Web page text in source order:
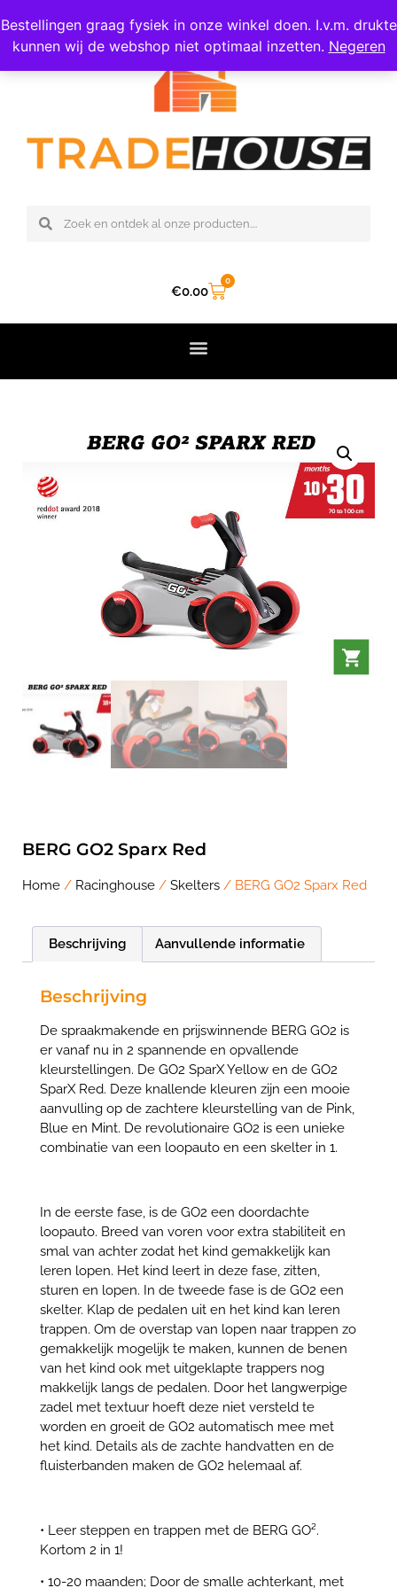
Bestellingen graag fysiek in onze winkel doen. I.v.m. drukte
kunnen wij de webshop niet optimaal inzetten. Negeren
€0.00
0
BERG GO2 Sparx Red
Home / Racinghouse / Skelters / BERG GO2 Sparx Red
Beschrijving Aanvullende informatie
Beschrijving
De spraakmakende en prijswinnende BERG GO2 is
er vanaf nu in 2 spannende en opvallende
kleurstellingen. De GO2 SparX Yellow en de GO2
SparX Red. Deze knallende kleuren zijn een mooie
aanvulling op de zachtere kleurstelling van de Pink,
Blue en Mint. De revolutionaire GO2 is een unieke
combinatie van een loopauto en een skelter in 1.
In de eerste fase, is de GO2 een doordachte
loopauto. Breed van voren voor extra stabiliteit en
smal van achter zodat het kind gemakkelijk kan
leren lopen. Het kind leert in deze fase, zitten,
sturen en lopen. In de tweede fase is de GO2 een
skelter. Klap de pedalen uit en het kind kan leren
trappen. Om de overstap van lopen naar trappen zo
gemakkelijk mogelijk te maken, kunnen de benen
van het kind ook met uitgeklapte trappers nog
makkelijk langs de pedalen. Door het langwerpige
zadel met textuur hoeft deze niet versteld te
worden en groeit de GO2 automatisch mee met
het kind. Details als de zachte handvatten en de
fluisterbanden maken de GO2 helemaal af.
• Leer steppen en trappen met de BERG GO².
Kortom 2 in 1!
• 10-20 maanden; Door de smalle achterkant, met